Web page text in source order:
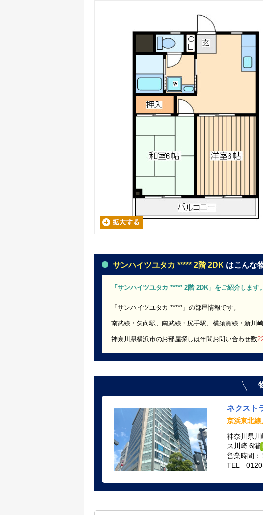
サンハイツユタカ ***** 2階 2DK はこんな
「サンハイツユタカ ***** 2階 2DK」をご紹介します。
「サンハイツユタカ *****」の部屋情報です。
南武線・矢向駅、南武線・尻手駅、横須賀線・新川崎
神奈川県横浜市のお部屋探しは年間お問い合わせ数
ネクスト
京浜東北
神奈川県川
ス川崎 6階
営業時間
TEL：